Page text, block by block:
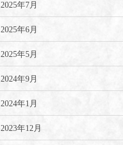
2025年7月
2025年6月
2025年5月
2024年9月
2024年1月
2023年12月